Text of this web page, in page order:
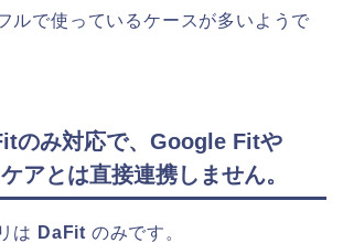
ルで使っているケースが多いようで
のみ対応で、Google Fitや
アとは直接連携しません。
は DaFit のみです。